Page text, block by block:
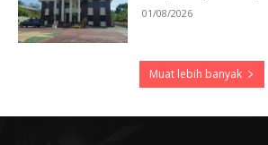
01/08/2026
Muat lebih banyak